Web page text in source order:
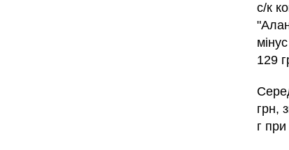
с/к
129
грн,
г